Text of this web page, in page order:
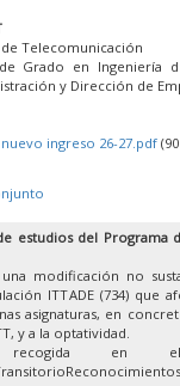
Telecomunicación
Grado en Ingeniería
y Dirección de
ingreso 26-27.pdf
estudios del Programa
modificación no
ITTADE (734) que
asignaturas, en
y a la optatividad.
en el